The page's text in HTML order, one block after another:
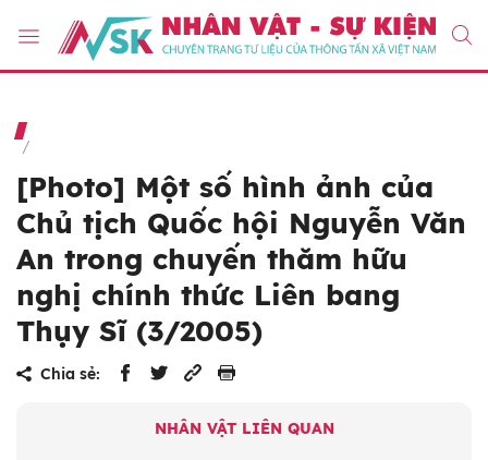
[Photo] Một số hình ảnh của
Chủ tịch Quốc hội Nguyễn Văn
An trong chuyến thăm hữu
nghị chính thức Liên bang
Thụy Sĩ (3/2005)
Chia sẻ:
NHÂN VẬT LIÊN QUAN